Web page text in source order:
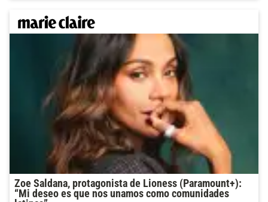
Zoe Saldana, protagonista de Lioness (Paramount+):
“Mi deseo es que nos unamos como comunidades